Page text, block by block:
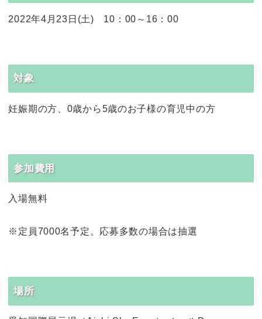
2022年4月23日(土) 10：00～16：00
対象
妊娠期の方、0歳から5歳のお子様の育児中の方
参加費用
入場無料
※定員7000名予定。応募多数の場合は抽選
場所